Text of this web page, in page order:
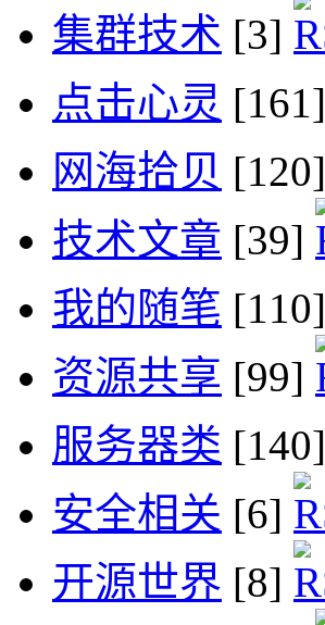
集群技术 [3]
点击心灵 [161]
网海拾贝 [120]
技术文章 [39]
我的随笔 [110]
资源共享 [99]
服务器类 [140]
安全相关 [6]
开源世界 [8]